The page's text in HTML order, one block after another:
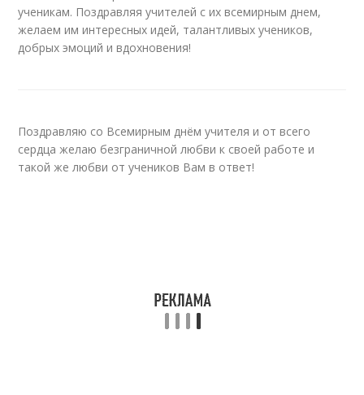
ученикам. Поздравляя учителей с их всемирным днем,
желаем им интересных идей, талантливых учеников,
добрых эмоций и вдохновения!
Поздравляю со Всемирным днём учителя и от всего
сердца желаю безграничной любви к своей работе и
такой же любви от учеников Вам в ответ!